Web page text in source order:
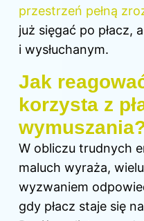
przestrzeń pełną
już sięgać po płacz,
i wysłuchanym.
Jak
korzysta z
W obliczu trudnych
maluch wyraża,
wyzwaniem
gdy płacz staje się